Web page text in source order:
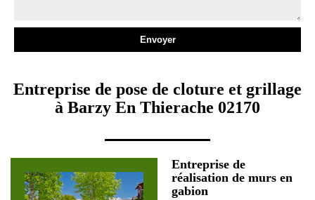
Entreprise de pose de cloture et grillage
à Barzy En Thierache 02170
Entreprise de
réalisation de murs en
gabion